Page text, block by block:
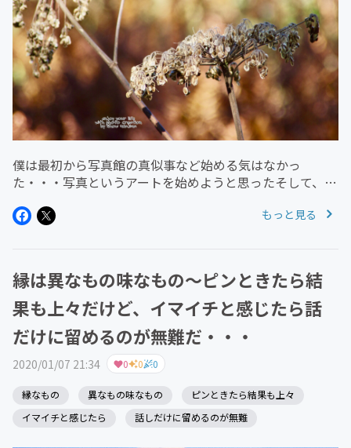
僕は最初から写真館の真似事など始める気はなかっ
た・・・写真というアートを始めようと思ったそして、写
ようになった・・・それまではアートはアートだろう表現
もっと見る
縁は異なもの味なもの～ピンときたら結
果も上々だけど、イマイチと感じたら話
だけに留めるのが無難だ・・・
2020/01/07 21:34 0 0 0
縁なもの 異なもの味なもの
ピンときたら結果も上々
イマイチと感じたら
話しだけに留めるのが無難